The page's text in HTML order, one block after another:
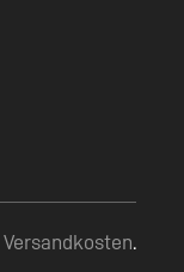
Versandkosten.